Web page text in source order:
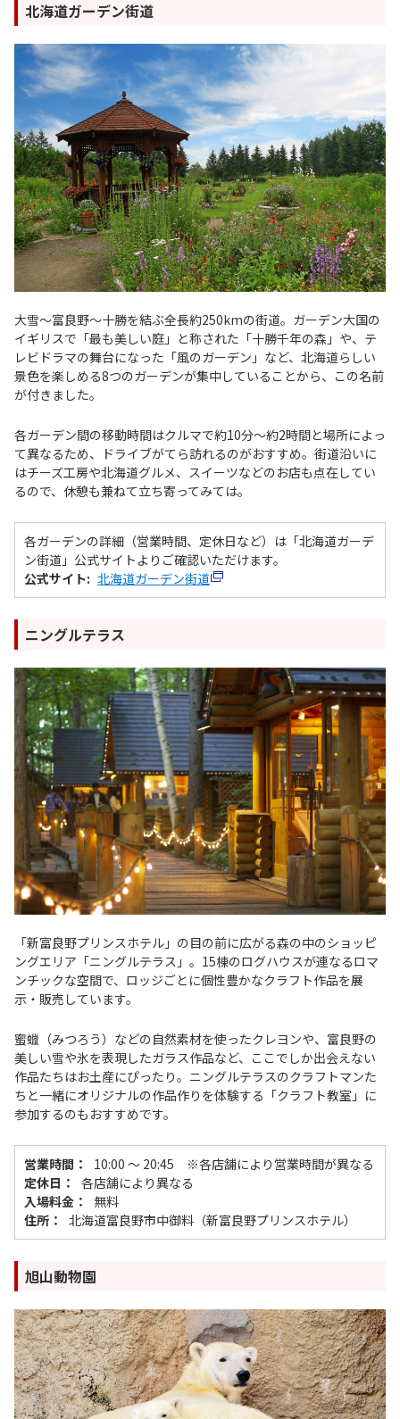
北海道ガーデン街道
大雪～富良野～十勝を結ぶ全長約250kmの街道。ガーデン大国の
イギリスで「最も美しい庭」と称された「十勝千年の森」や、テ
レビドラマの舞台になった「風のガーデン」など、北海道らしい
景色を楽しめる8つのガーデンが集中していることから、この名前
が付きました。
各ガーデン間の移動時間はクルマで約10分～約2時間と場所によっ
て異なるため、ドライブがてら訪れるのがおすすめ。街道沿いに
はチーズ工房や北海道グルメ、スイーツなどのお店も点在してい
るので、休憩も兼ねて立ち寄ってみては。
各ガーデンの詳細（営業時間、定休日など）は「北海道ガーデ
ン街道」公式サイトよりご確認いただけます。
公式サイト: 北海道ガーデン街道
ニングルテラス
「新富良野プリンスホテル」の目の前に広がる森の中のショッピ
ングエリア「ニングルテラス」。15棟のログハウスが連なるロマ
ンチックな空間で、ロッジごとに個性豊かなクラフト作品を展
示・販売しています。
蜜蠟（みつろう）などの自然素材を使ったクレヨンや、富良野の
美しい雪や氷を表現したガラス作品など、ここでしか出会えない
作品たちはお土産にぴったり。ニングルテラスのクラフトマンた
ちと一緒にオリジナルの作品作りを体験する「クラフト教室」に
参加するのもおすすめです。
営業時間：
10:00 〜 20:45 ※各店舗により営業時間が異なる
定休日：
各店舗により異なる
入場料金：
無料
住所：
北海道富良野市中御料（新富良野プリンスホテル）
旭山動物園